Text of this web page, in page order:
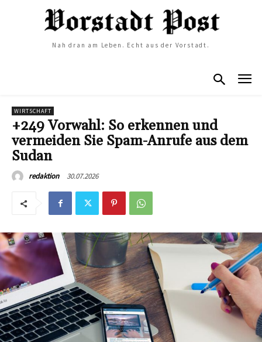
Nah dran am Leben. Echt aus der Vorstadt.
WIRTSCHAFT
+249 Vorwahl: So erkennen und
vermeiden Sie Spam-Anrufe aus dem
Sudan
redaktion 30.07.2026